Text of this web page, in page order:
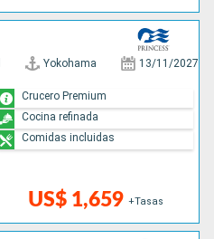
Yokohama 13/11/2027
US$ 1,659 +Tasas
Crucero Premium
Cocina refinada
Comidas incluidas